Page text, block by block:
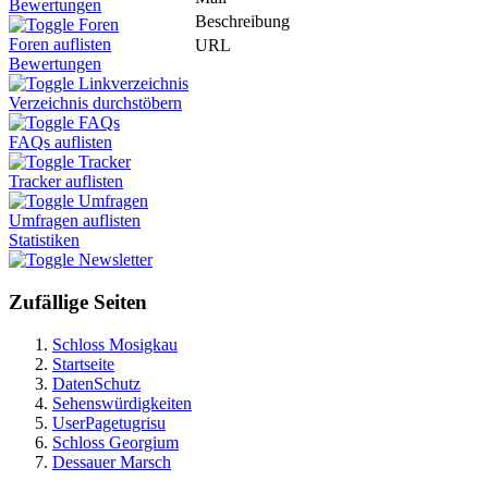
Bewertungen
Foren
Foren auflisten
Bewertungen
Linkverzeichnis
Verzeichnis durchstöbern
FAQs
FAQs auflisten
Tracker
Tracker auflisten
Umfragen
Umfragen auflisten
Statistiken
Newsletter
Zufällige Seiten
Schloss Mosigkau
Startseite
DatenSchutz
Sehenswürdigkeiten
UserPagetugrisu
Schloss Georgium
Dessauer Marsch
Beschreibung
URL